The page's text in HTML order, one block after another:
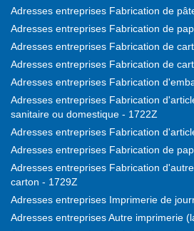
Adresses entreprises Fabrication de
Adresses entreprises Fabrication de
Adresses entreprises Fabrication de
Adresses entreprises Fabrication de
Adresses entreprises Fabrication
Adresses entreprises Fabrication
sanitaire ou domestique - 1722Z
Adresses entreprises Fabrication
Adresses entreprises Fabrication de
Adresses entreprises Fabrication
carton - 1729Z
Adresses entreprises Imprimerie de
Adresses entreprises Autre imprimerie